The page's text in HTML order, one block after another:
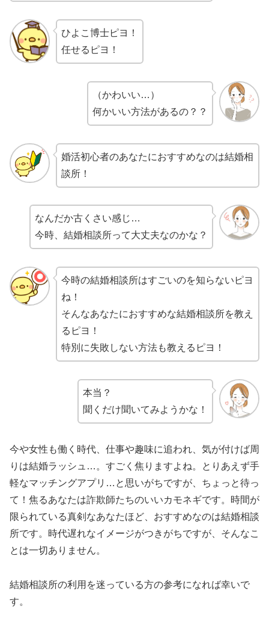
ひよこ博士ピヨ！
任せるピヨ！
（かわいい…）
何かいい方法があるの？？
婚活初心者のあなたにおすすめなのは結婚相
談所！
なんだか古くさい感じ…
今時、結婚相談所って大丈夫なのかな？
今時の結婚相談所はすごいのを知らないピヨ
ね！
そんなあなたにおすすめな結婚相談所を教え
るピヨ！
特別に失敗しない方法も教えるピヨ！
本当？
聞くだけ聞いてみようかな！
今や女性も働く時代、仕事や趣味に追われ、気が付けば周
りは結婚ラッシュ…。すごく焦りますよね。とりあえず手
軽なマッチングアプリ…と思いがちですが、ちょっと待っ
て！焦るあなたは詐欺師たちのいいカモネギです。時間が
限られている真剣なあなたほど、おすすめなのは結婚相談
所です。時代遅れなイメージがつきがちですが、そんなこ
とは一切ありません。
結婚相談所の利用を迷っている方の参考になれば幸いで
す。